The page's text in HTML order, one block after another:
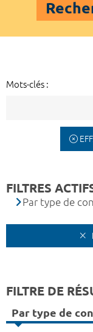
Mots-clés :
FILTRES
Par type de
FILTRE DE
Par type de